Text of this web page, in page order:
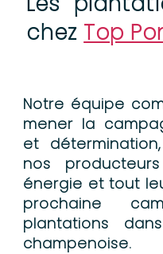
chez Top
Notre équipe
mener la
et
nos
énergie et tout
prochaine
plantations
champenoise.